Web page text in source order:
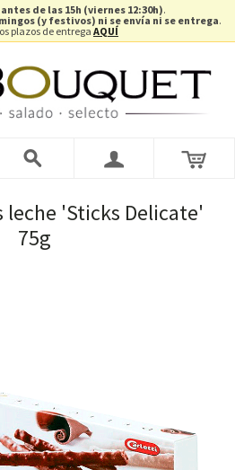
antes de las 15h (viernes 12:30h).
(y festivos) ni se envía ni se entrega.
plazos de entregaAQUÍ
leche 'Sticks Delicate'
75g